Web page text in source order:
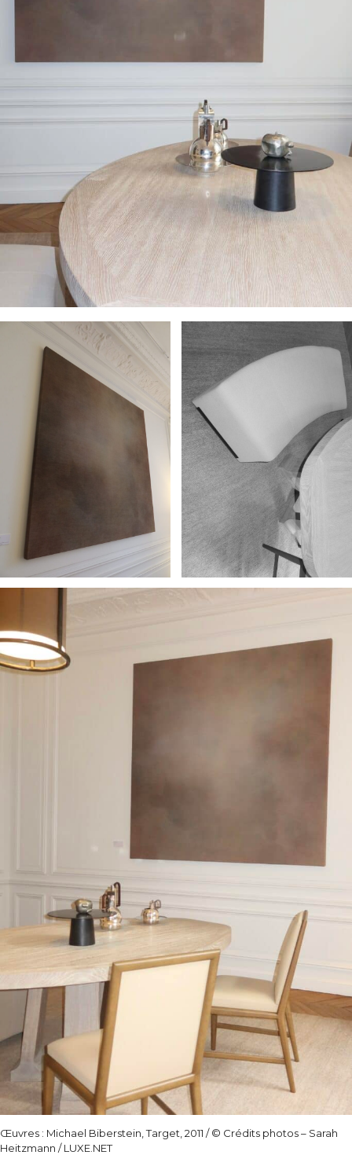
Œuvres : Michael Biberstein, Target, 2011 / © Crédits photos – Sarah
Heitzmann / LUXE.NET